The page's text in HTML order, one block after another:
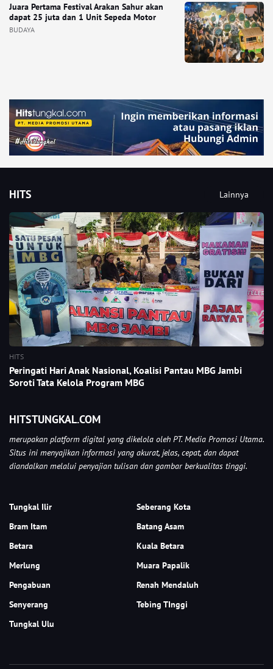
Juara Pertama Festival Arakan Sahur akan
dapat 25 juta dan 1 Unit Sepeda Motor
BUDAYA
HITS Lainnya
HITS
Peringati Hari Anak Nasional, Koalisi Pantau MBG Jambi
Soroti Tata Kelola Program MBG
HITSTUNGKAL.COM
merupakan platform digital yang dikelola oleh PT. Media Promosi Utama.
Situs ini menyajikan informasi yang akurat, jelas, cepat, dan dapat
diandalkan melalui penyajian tulisan dan gambar berkualitas tinggi.
Tungkal Ilir
Seberang Kota
Bram Itam
Batang Asam
Betara
Kuala Betara
Merlung
Muara Papalik
Pengabuan
Renah Mendaluh
Senyerang
Tebing TInggi
Tungkal Ulu